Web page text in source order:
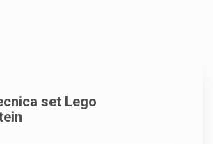
set Lego